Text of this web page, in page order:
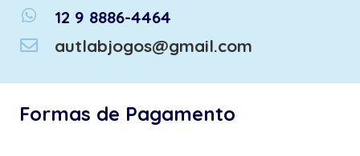
whatsapp
12 9 8886-4464
autlabjogos@gmail.com
Formas de Pagamento